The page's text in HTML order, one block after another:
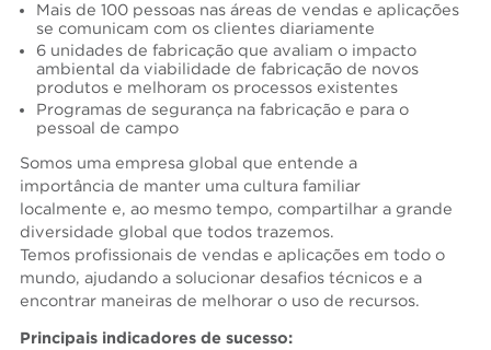
Mais de 100 pessoas nas áreas de vendas e aplicações
se comunicam com os clientes diariamente
6 unidades de fabricação que avaliam o impacto
ambiental da viabilidade de fabricação de novos
produtos e melhoram os processos existentes
Programas de segurança na fabricação e para o
pessoal de campo
Somos uma empresa global que entende a
importância de manter uma cultura familiar
localmente e, ao mesmo tempo, compartilhar a grande
diversidade global que todos trazemos.
Temos profissionais de vendas e aplicações em todo o
mundo, ajudando a solucionar desafios técnicos e a
encontrar maneiras de melhorar o uso de recursos.
Principais indicadores de sucesso: